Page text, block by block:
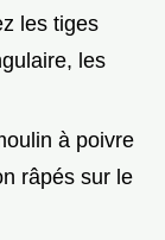
les tiges
les
à poivre
râpés sur le